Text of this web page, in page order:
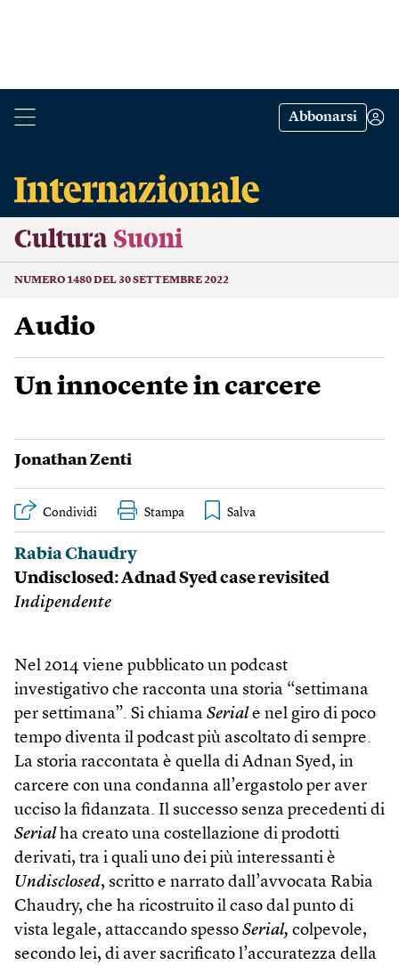
Abbonarsi
Cultura Suoni
NUMERO 1480 DEL 30 SETTEMBRE 2022
Audio
Un innocente in carcere
Jonathan Zenti
Condividi Stampa
Rabia Chaudry
Undisclosed: Adnad Syed case revisited
Indipendente
Nel 2014 viene pubblicato un podcast
investigativo che racconta una storia “settimana
per settimana”. Si chiama Serial e nel giro di poco
tempo diventa il podcast più ascoltato di sempre.
La storia raccontata è quella di Adnan Syed, in
carcere con una condanna all’ergastolo per aver
ucciso la fidanzata. Il successo senza precedenti di
Serial ha creato una costellazione di prodotti
derivati, tra i quali uno dei più interessanti è
Undisclosed, scritto e narrato dall’avvocata Rabia
Chaudry, che ha ricostruito il caso dal punto di
vista legale, attaccando spesso Serial, colpevole,
secondo lei, di aver sacrificato l’accuratezza della